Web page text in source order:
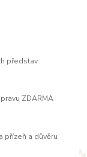
představ
ZDARMA
přízeň a důvěru